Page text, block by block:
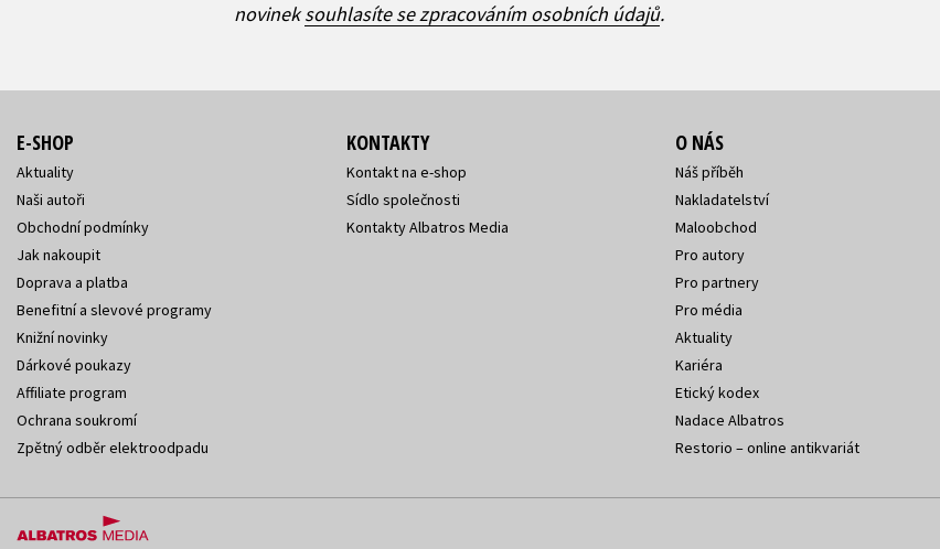
novineksouhlasíte se zpracováním osobních údajů.
E-SHOP
Aktuality
Naši autoři
Obchodní podmínky
Jak nakoupit
Doprava a platba
Benefitní a slevové programy
Knižní novinky
Dárkové poukazy
Affiliate program
Ochrana soukromí
Zpětný odběr elektroodpadu
KONTAKTY
Kontakt na e-shop
Sídlo společnosti
Kontakty Albatros Media
O NÁS
Náš příběh
Nakladatelství
Maloobchod
Pro autory
Pro partnery
Pro média
Aktuality
Kariéra
Etický kodex
Nadace Albatros
Restorio – online antikvariát